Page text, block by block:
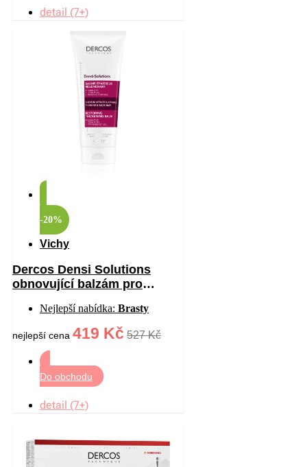
detail (7+)
-20%
Vichy
Dercos Densi Solutions
obnovující balzám pro
Nejlepší nabídka: Brasty
nejlepší cena 419 Kč 527 Kč
Do obchodu
detail (7+)